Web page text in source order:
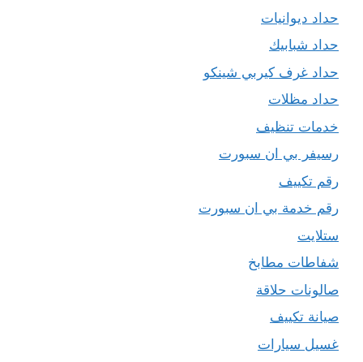
حداد ديوانيات
حداد شبابيك
حداد غرف كيربي شينكو
حداد مظلات
خدمات تنظيف
رسيفر بي ان سبورت
رقم تكييف
رقم خدمة بي ان سبورت
ستلايت
شفاطات مطابخ
صالونات حلاقة
صيانة تكييف
غسيل سيارات